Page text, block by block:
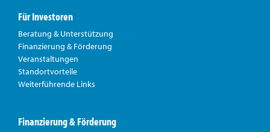
Für Investoren
Beratung & Unterstützung
Finanzierung & Förderung
Veranstaltungen
Standortvorteile
Weiterführende Links
Finanzierung & Förderung